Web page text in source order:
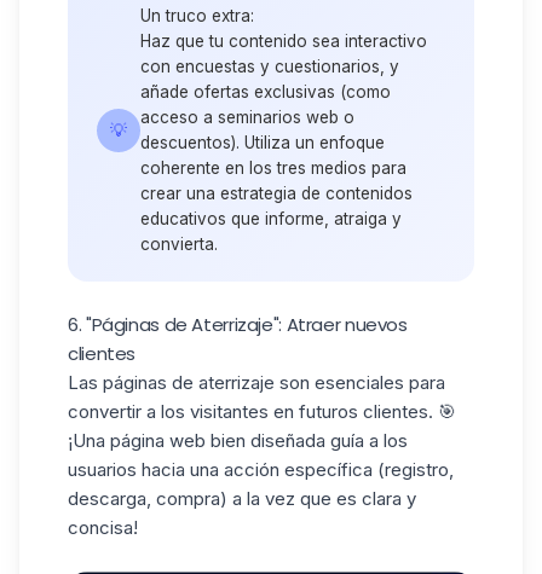
💡
Un truco extra:
Haz que tu contenido sea interactivo
con encuestas y cuestionarios, y
añade ofertas exclusivas (como
acceso a seminarios web o
descuentos). Utiliza un enfoque
coherente en los tres medios para
crear una estrategia de contenidos
educativos que informe, atraiga y
convierta.
6. "Páginas de Aterrizaje": Atraer nuevos
clientes
Las páginas de aterrizaje son esenciales para
convertir a los visitantes en futuros clientes. 🎯
¡Una página web bien diseñada guía a los
usuarios hacia una acción específica (registro,
descarga, compra) a la vez que es clara y
concisa!